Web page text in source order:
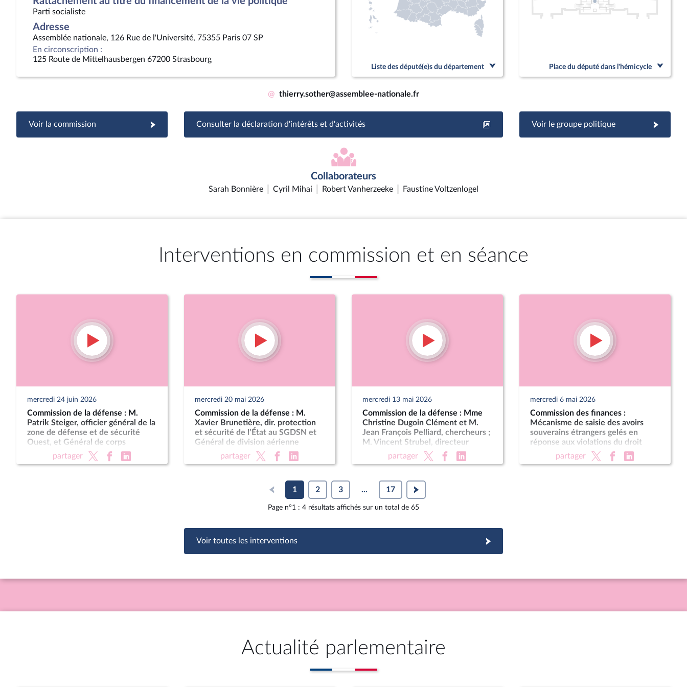
Parti socialiste
Adresse
Assemblée nationale, 126 Rue de l'Université, 75355 Paris 07 SP
En circonscription :
125 Route de Mittelhausbergen 67200 Strasbourg
Liste des député(e)s du département Place du député dans l'hémicycle
@ thierry.sother@assemblee-nationale.fr
Voir la commission Consulter la déclaration d'intérêts et d'activités Voir le groupe politique
Collaborateurs
Sarah Bonnière Cyril Mihai Robert Vanherzeeke Faustine Voltzenlogel
Interventions en commission et en séance
mercredi 24 juin 2026
Commission de la défense : M.
Patrik Steiger, officier général de la
zone de défense et de sécurité
Ouest, et Général de corps
d’armée Jean-Luc Villeminey,
commandant de la région de
partager
mercredi 20 mai 2026
Commission de la défense : M.
Xavier Brunetière, dir. protection
et sécurité de l’État au SGDSN et
Général de division aérienne
Nicolas Leverrier, dir. DPID ; M.
Emmanuel Lebrun-Damiens, dir. au
partager
mercredi 13 mai 2026
Commission de la défense : Mme
Christine Dugoin Clément et M.
Jean François Pelliard, chercheurs ;
M. Vincent Strubel, directeur
général de l’ANSSI
partager
mercredi 6 mai 2026
Commission des finances :
Mécanisme de saisie des avoirs
souverains étrangers gelés en
réponse aux violations du droit
international
partager
1 2 3 ... 17
Page n°1 : 4 résultats affichés sur un total de 65
Voir toutes les interventions
Actualité parlementaire